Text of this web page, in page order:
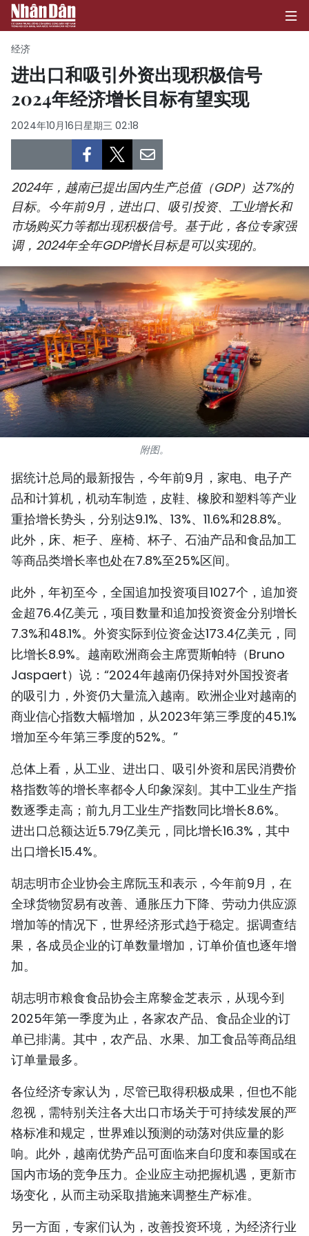
首页
政治
经济
社会
环保
体育
国际
旅游
友谊桥梁
多功能媒体
图表新闻
图库
视频
人民报社简介
TIẾNG VIỆT
ENGLISH
FRANÇAIS
РУССКИЙ
ESPAÑOL
经济
进出口和吸引外资出现积极信号
2024年经济增长目标有望实现
2024年10月16日星期三 02:18
2024年，越南已提出国内生产总值（GDP）达7%的
目标。今年前9月，进出口、吸引投资、工业增长和
市场购买力等都出现积极信号。基于此，各位专家强
调，2024年全年GDP增长目标是可以实现的。
附图。
据统计总局的最新报告，今年前9月，家电、电子产
品和计算机，机动车制造，皮鞋、橡胶和塑料等产业
重拾增长势头，分别达9.1%、13%、11.6%和28.8%。
此外，床、柜子、座椅、杯子、石油产品和食品加工
等商品类增长率也处在7.8%至25%区间。
此外，年初至今，全国追加投资项目1027个，追加资
金超76.4亿美元，项目数量和追加投资资金分别增长
7.3%和48.1%。外资实际到位资金达173.4亿美元，同
比增长8.9%。越南欧洲商会主席贾斯帕特（Bruno
Jaspaert）说：“2024年越南仍保持对外国投资者
的吸引力，外资仍大量流入越南。欧洲企业对越南的
商业信心指数大幅增加，从2023年第三季度的45.1%
增加至今年第三季度的52%。”
总体上看，从工业、进出口、吸引外资和居民消费价
格指数等的增长率都令人印象深刻。其中工业生产指
数逐季走高；前九月工业生产指数同比增长8.6%。
进出口总额达近5.79亿美元，同比增长16.3%，其中
出口增长15.4%。
胡志明市企业协会主席阮玉和表示，今年前9月，在
全球货物贸易有改善、通胀压力下降、劳动力供应源
增加等的情况下，世界经济形式趋于稳定。据调查结
果，各成员企业的订单数量增加，订单价值也逐年增
加。
胡志明市粮食食品协会主席黎金芝表示，从现今到
2025年第一季度为止，各家农产品、食品企业的订
单已排满。其中，农产品、水果、加工食品等商品组
订单量最多。
各位经济专家认为，尽管已取得积极成果，但也不能
忽视，需特别关注各大出口市场关于可持续发展的严
格标准和规定，世界难以预测的动荡对供应量的影
响。此外，越南优势产品可面临来自印度和泰国或在
国内市场的竞争压力。企业应主动把握机遇，更新市
场变化，从而主动采取措施来调整生产标准。
另一方面，专家们认为，改善投资环境，为经济行业